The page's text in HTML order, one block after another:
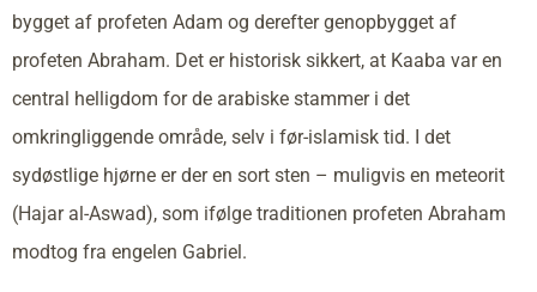
bygget af profeten Adam og derefter genopbygget af
profeten Abraham. Det er historisk sikkert, at Kaaba var en
central helligdom for de arabiske stammer i det
omkringliggende område, selv i før-islamisk tid. I det
sydøstlige hjørne er der en sort sten – muligvis en meteorit
(Hajar al-Aswad), som ifølge traditionen profeten Abraham
modtog fra engelen Gabriel.